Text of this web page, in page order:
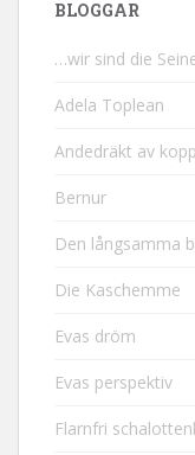
BLOGGAR
…wir sind die
Adela Toplean
Andedräkt av
Bernur
Den långsamma
Die Kaschemme
Evas dröm
Evas perspektiv
Flarnfri